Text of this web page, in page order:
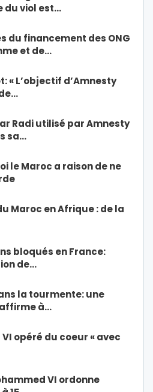
du viol est…
du financement des ONG
et de…
« L’objectif d’Amnesty
Radi utilisé par Amnesty
sa…
le Maroc a raison de ne
Maroc en Afrique : de la
bloqués en France:
de…
la tourmente: une
affirme à…
opéré du coeur « avec
VI ordonne